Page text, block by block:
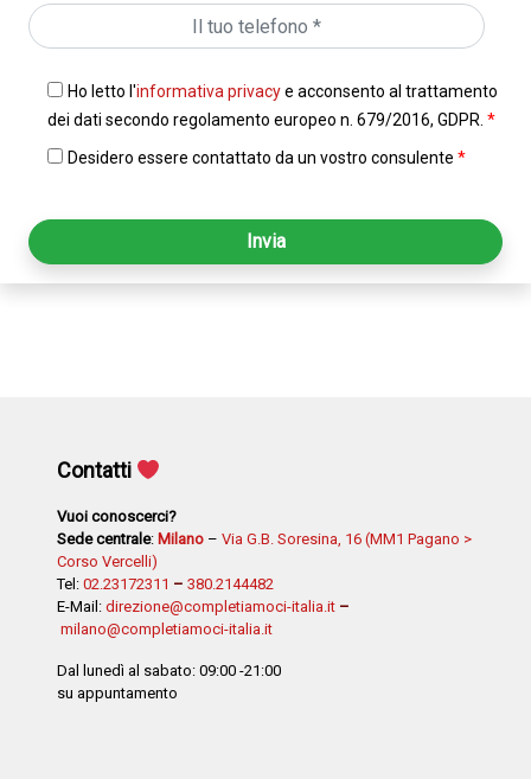
Ho letto l'informativa privacye acconsento al trattamento
dei dati secondo regolamento europeo n. 679/2016, GDPR. *
Desidero essere contattato da un vostro consulente *
Contatti
Vuoi conoscerci?
Sede centrale: Milano – Via G.B. Soresina, 16 (MM1 Pagano >
Corso Vercelli)
Tel: 02.23172311 – 380.2144482
E-Mail: direzione@completiamoci-italia.it –
milano@completiamoci-italia.it
Dal lunedì al sabato: 09:00 -21:00
su appuntamento